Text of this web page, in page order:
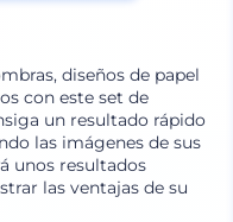
diseños de papel
con este set de
un resultado rápido
las imágenes de sus
unos resultados
las ventajas de su